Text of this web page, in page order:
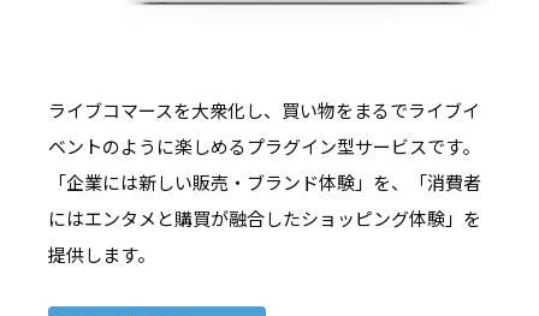
ライブコマースを大衆化し、買い物をまるでライブイ
ベントのように楽しめるプラグイン型サービスです。
「企業には新しい販売・ブランド体験」を、「消費者
にはエンタメと購買が融合したショッピング体験」を
提供します。